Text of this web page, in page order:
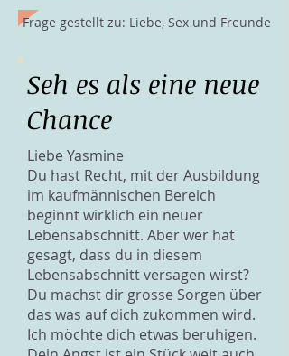
Frage gestellt zu: Liebe, Sex und Freunde
Seh es als eine neue
Chance
Liebe Yasmine
Du hast Recht, mit der Ausbildung
im kaufmännischen Bereich
beginnt wirklich ein neuer
Lebensabschnitt. Aber wer hat
gesagt, dass du in diesem
Lebensabschnitt versagen wirst?
Du machst dir grosse Sorgen über
das was auf dich zukommen wird.
Ich möchte dich etwas beruhigen.